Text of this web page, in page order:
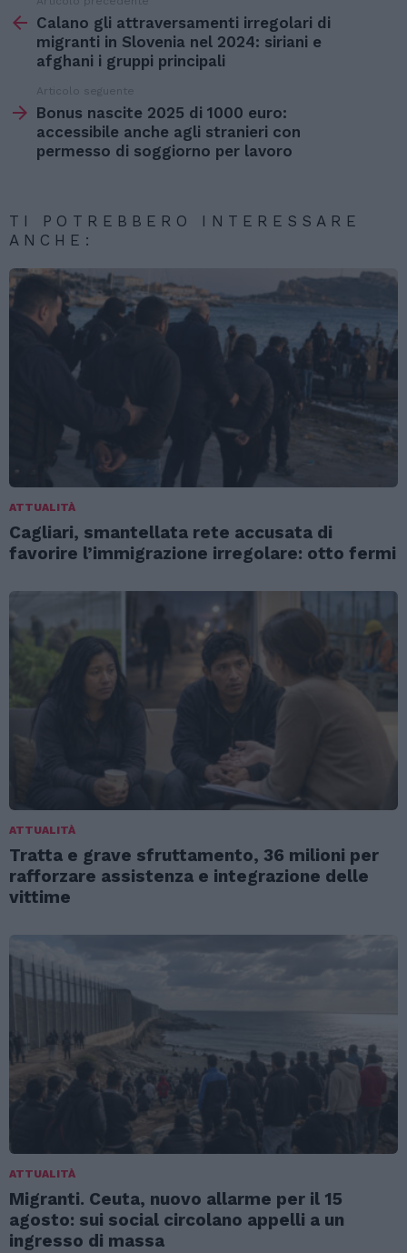
di
Calano gli attraversamenti irregolari di
migranti in Slovenia nel 2024: siriani e
afghani i gruppi principali
Articolo seguente
Bonus nascite 2025 di 1000 euro:
accessibile anche agli stranieri con
permesso di soggiorno per lavoro
TI POTREBBERO INTERESSARE
ANCHE:
ATTUALITÀ
Cagliari, smantellata rete accusata di
favorire l’immigrazione irregolare: otto fermi
ATTUALITÀ
Tratta e grave sfruttamento, 36 milioni per
rafforzare assistenza e integrazione delle
vittime
ATTUALITÀ
Migranti. Ceuta, nuovo allarme per il 15
agosto: sui social circolano appelli a un
ingresso di massa